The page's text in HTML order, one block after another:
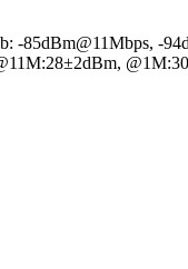
-85dBm@11Mbps, -